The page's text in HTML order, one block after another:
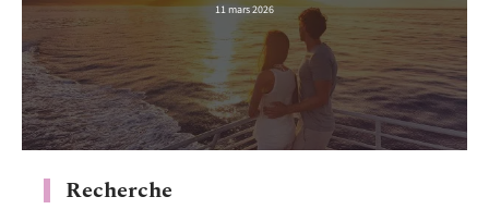
11 mars 2026
Recherche